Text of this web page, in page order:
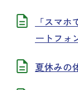
「スマ
ートフォ
夏休みの